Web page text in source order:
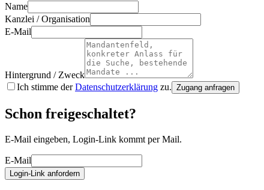
Name
Kanzlei / Organisation
E-Mail
Hintergrund / Zweck
Ich stimme der Datenschutzerklärung zu. Zugang anfragen
Schon freigeschaltet?
E-Mail eingeben, Login-Link kommt per Mail.
E-Mail
Login-Link anfordern